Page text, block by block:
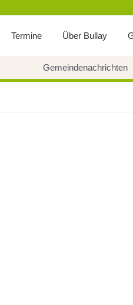
Termine Über Bullay
Gemeindenachrichten